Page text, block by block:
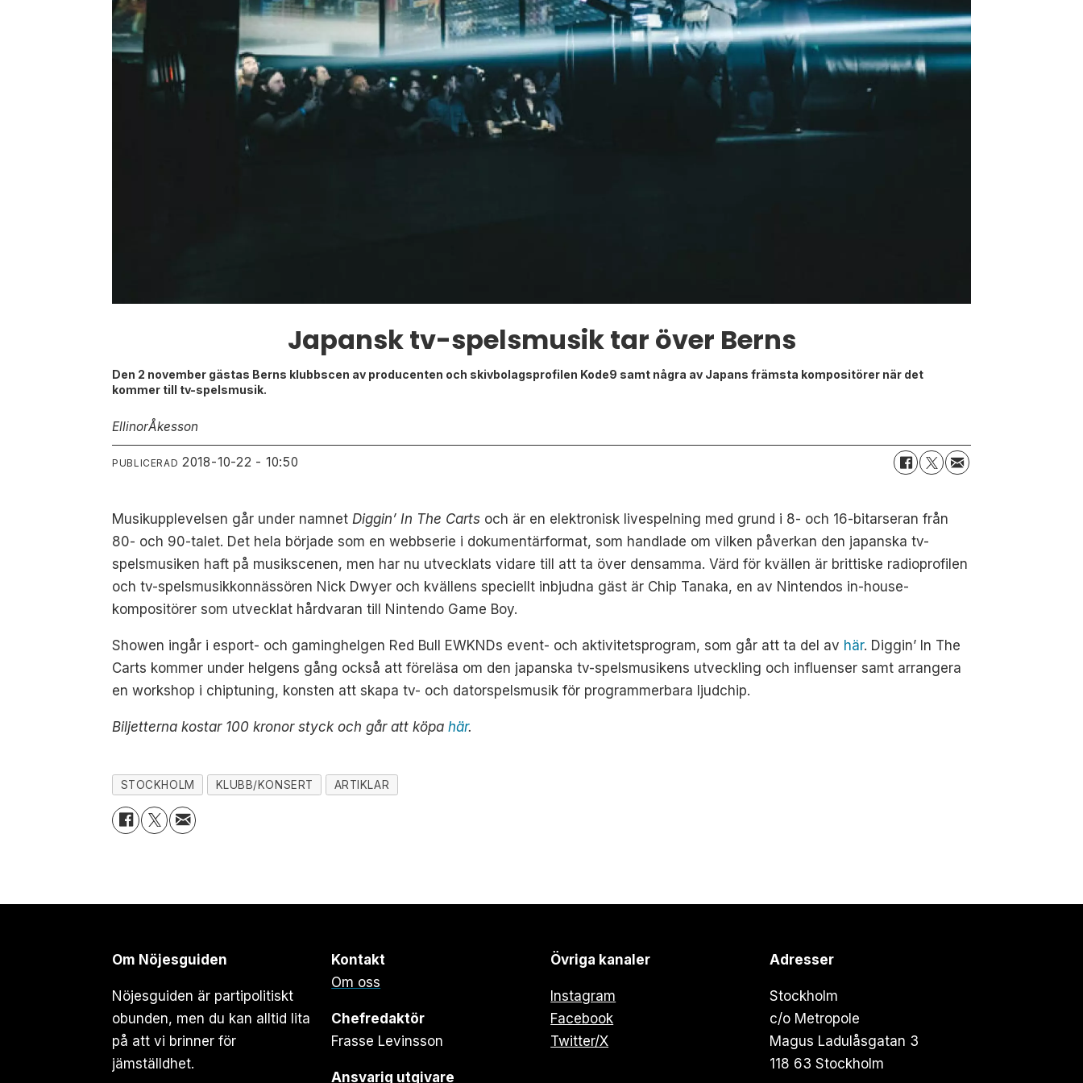
Japansk tv-spelsmusik tar över Berns
Den 2 november gästas Berns klubbscen av producenten och skivbolagsprofilen Kode9 samt några av Japans främsta kompositörer när det
kommer till tv-spelsmusik.
EllinorÅkesson
PUBLICERAD 2018-10-22 - 10:50
Musikupplevelsen går under namnet Diggin’ In The Carts och är en elektronisk livespelning med grund i 8- och 16-bitarseran från
80- och 90-talet. Det hela började som en webbserie i dokumentärformat, som handlade om vilken påverkan den japanska tv-
spelsmusiken haft på musikscenen, men har nu utvecklats vidare till att ta över densamma. Värd för kvällen är brittiske radioprofilen
och tv-spelsmusikkonnässören Nick Dwyer och kvällens speciellt inbjudna gäst är Chip Tanaka, en av Nintendos in-house-
kompositörer som utvecklat hårdvaran till Nintendo Game Boy.
Showen ingår i esport- och gaminghelgen Red Bull EWKNDs event- och aktivitetsprogram, som går att ta del av här. Diggin’ In The
Carts kommer under helgens gång också att föreläsa om den japanska tv-spelsmusikens utveckling och influenser samt arrangera
en workshop i chiptuning, konsten att skapa tv- och datorspelsmusik för programmerbara ljudchip.
Biljetterna kostar 100 kronor styck och går att köpahär.
STOCKHOLM KLUBB/KONSERT ARTIKLAR
Om Nöjesguiden
Nöjesguiden är partipolitiskt
obunden, men du kan alltid lita
på att vi brinner för
jämställdhet.
Kontakt
Om oss
Chefredaktör
Frasse Levinsson
Ansvarig utgivare
Övriga kanaler
Instagram
Facebook
Twitter/X
Adresser
Stockholm
c/o Metropole
Magus Ladulåsgatan 3
118 63 Stockholm